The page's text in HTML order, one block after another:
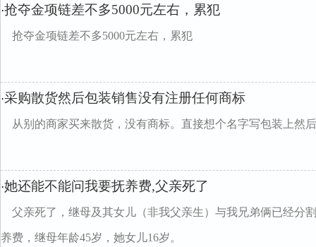
·抢夺金项链差不多5000元左右，累犯
抢夺金项链差不多5000元左右，累犯
·采购散货然后包装销售没有注册任何商标
从别的商家买来散货，没有商标。直接想个名字写包装上然
·她还能不能问我要抚养费,父亲死了
父亲死了，继母及其女儿（非我父亲生）与我兄弟俩已经分
养费，继母年龄45岁，她女儿16岁。